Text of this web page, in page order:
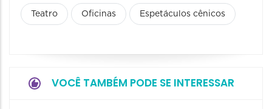
Teatro Oficinas Espetáculos cênicos
VOCÊ TAMBÉM PODE SE INTERESSAR